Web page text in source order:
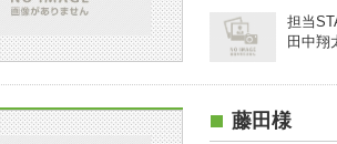
担当
田中翔
藤田様